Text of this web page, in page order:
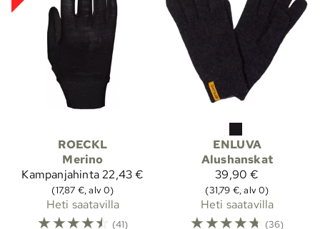
ROECKL
Merino
Kampanjahinta22,43 €
(17,87 €, alv 0)
Heti saatavilla
☆☆☆☆☆ (41)
ENLUVA
Alushanskat
39,90 €
(31,79 €, alv 0)
Heti saatavilla
☆☆☆☆☆ (36)